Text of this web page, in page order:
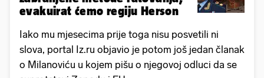
evakuirat ćemo regiju Herson
Iako mu mjesecima prije toga nisu posvetili ni
slova, portal Iz.ru objavio je potom još jedan članak
o Milanoviću u kojem pišu o njegovoj odluci da se